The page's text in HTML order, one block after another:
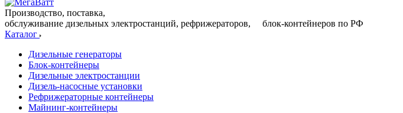
Производство, поставка,
обслуживание дизельных электростанций, рефрижераторов, блок-контейнеров по РФ
Каталог
Дизельные генераторы
Блок-контейнеры
Дизельные электростанции
Дизель-насосные установки
Рефрижераторные контейнеры
Майнинг-контейнеры